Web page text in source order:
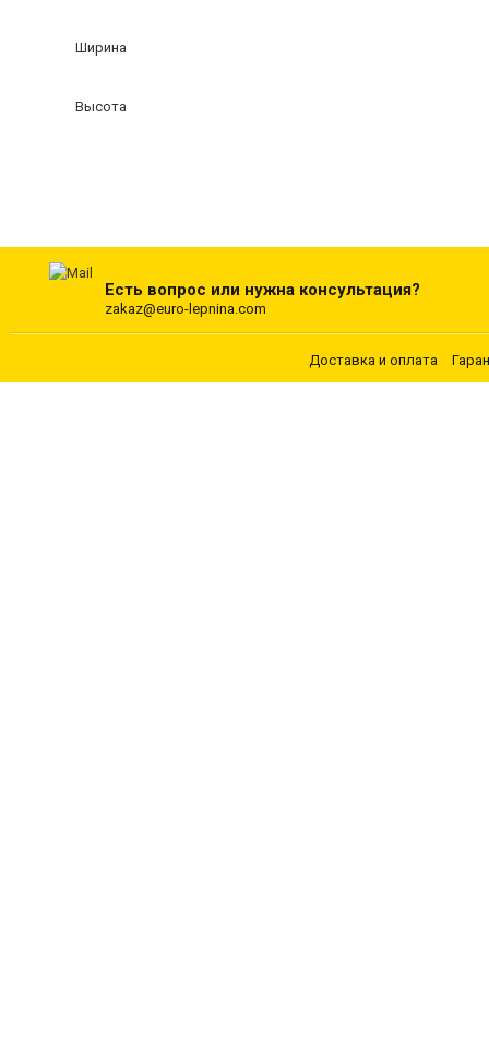
Ширина
Высота
Есть вопрос или нужна консультация?
zakaz@euro-lepnina.com
Доставка и оплата